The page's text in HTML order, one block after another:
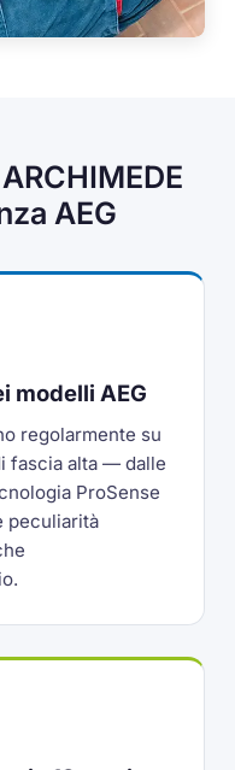
AEG
modelli AEG
regolarmente su
fascia alta — dalle
ProSense
peculiarità